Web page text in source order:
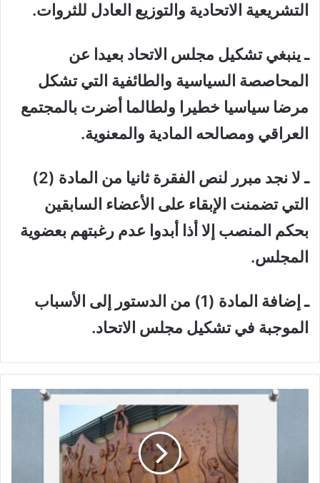
التشريعية الاتحادية والتوزيع العادل للثروات.
ـ ينبغي تشكيل مجلس الاتحاد بعيدا عن
المحاصصة السياسية والطائفية التي تشكل
مرضا سياسيا خطيرا ولطالما أضرت بالمجتمع
العراقي ومصالحه المادية والمعنوية.
ـ لا نجد مبرر لنص الفقرة ثانيا من المادة (2)
التي تضمنت الإبقاء على الأعضاء السابقين
بحكم المنصب إلا أذا أبدوا عدم رغبتهم بعضوية
المجلس.
ـ إضافة المادة (1) من الدستور إلى الأسباب
الموجبة في تشكيل مجلس الاتحاد.